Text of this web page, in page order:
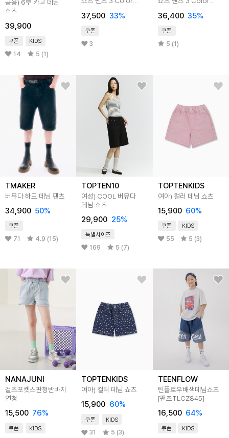
공용) 6부 카고 데님
쇼츠
39,900
쿠폰 KIDS
14 5 (1)
37,500 33%
쿠폰
3
36,400 35%
쿠폰
5 (1)
TMAKER
버뮤다 하프 데님 팬츠
34,900 50%
쿠폰
71 4.9 (15)
TOPTEN10
여성) COOL 버뮤다
데님 쇼츠
29,900 25%
특별사이즈
169 5 (7)
TOPTENKIDS
여아) 컬러 데님 쇼츠
15,900 60%
쿠폰 KIDS
55 5 (3)
NANAJUNI
걸즈포켓스판청반바지
연청
15,500 76%
쿠폰 KIDS
TOPTENKIDS
여아) 컬러 데님 쇼츠
15,900 60%
쿠폰 KIDS
31 5 (3)
TEENFLOW
틴플로우배색데님쇼츠
[팬츠TLCZ845]
16,500 64%
쿠폰 KIDS